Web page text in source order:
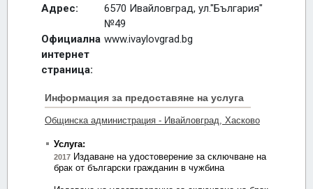
Адрес:
6570 Ивайловград, ул."България"
№49
Официална
интернет
страница:
www.ivaylovgrad.bg